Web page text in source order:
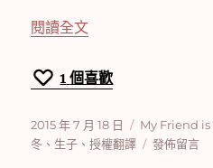
閱讀全文〈[授權翻譯]【盾
1 個喜歡
發
佈
2015 年 7 月 18 日
分
類
My Friend
冬 、 生子 、授權翻譯
在
發佈留言